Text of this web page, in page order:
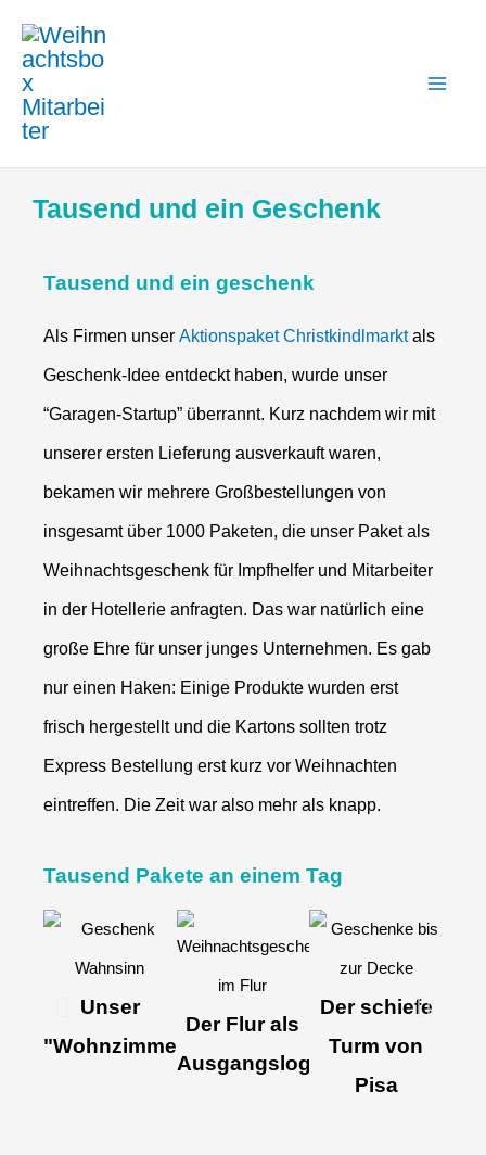
Zum
Inhalt
springen
Tausend und ein Geschenk
Tausend und ein geschenk
Als Firmen unser Aktionspaket Christkindlmarktals
Geschenk-Idee entdeckt haben, wurde unser
“Garagen-Startup” überrannt. Kurz nachdem wir mit
unserer ersten Lieferung ausverkauft waren,
bekamen wir mehrere Großbestellungen von
insgesamt über 1000 Paketen, die unser Paket als
Weihnachtsgeschenk für Impfhelfer und Mitarbeiter
in der Hotellerie anfragten. Das war natürlich eine
große Ehre für unser junges Unternehmen. Es gab
nur einen Haken: Einige Produkte wurden erst
frisch hergestellt und die Kartons sollten trotz
Express Bestellung erst kurz vor Weihnachten
eintreffen. Die Zeit war also mehr als knapp.
Tausend Pakete an einem Tag
Unser
"Wohnzimmer"
Der Flur als
Ausgangslogistik
Der schiefe
Turm von
Pisa